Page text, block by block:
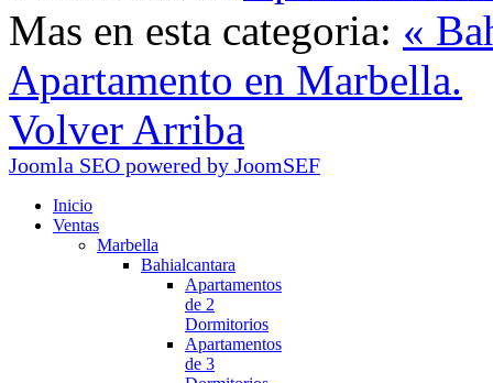
Mas en esta categoria: «
Apartamento en Marbella.
Volver Arriba
Joomla SEO powered by JoomSEF
Inicio
Ventas
Marbella
Bahialcantara
Apartamentos
de 2
Dormitorios
Apartamentos
de 3